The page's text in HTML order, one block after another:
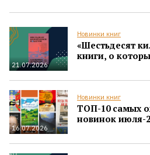
21.07.2026
Новинки книг
«Шестьдесят
книги, о
16.07.2026
Новинки книг
ТОП-10 самых
новинок июля-